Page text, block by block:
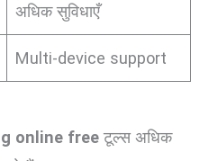
अधिक सुविधाएँ
Multi-device support
online freeटूल्स अधिक